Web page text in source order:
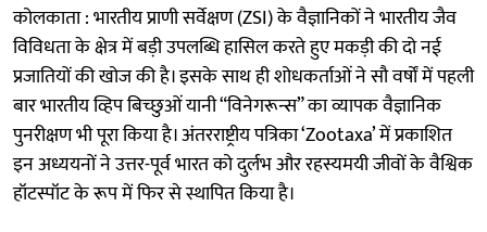
कोलकाता : भारतीय प्राणी सर्वेक्षण (ZSI) के वैज्ञानिकों ने भारतीय जैव
विविधता के क्षेत्र में बड़ी उपलब्धि हासिल करते हुए मकड़ी की दो नई
प्रजातियों की खोज की है। इसके साथ ही शोधकर्ताओं ने सौ वर्षों में पहली
बार भारतीय व्हिप बिच्छुओं यानी “विनेगरून्स” का व्यापक वैज्ञानिक
पुनरीक्षण भी पूरा किया है। अंतरराष्ट्रीय पत्रिका ‘Zootaxa’ में प्रकाशित
इन अध्ययनों ने उत्तर-पूर्व भारत को दुर्लभ और रहस्यमयी जीवों के वैश्विक
हॉटस्पॉट के रूप में फिर से स्थापित किया है।